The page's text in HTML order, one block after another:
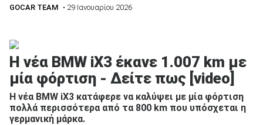
GOCAR TEAM • 29 Ιανουαρίου 2026
Η νέα BMW iX3 έκανε 1.007 km με
μία φόρτιση - Δείτε πως [video]
Η νέα BMW iX3 κατάφερε να καλύψει με μία φόρτιση
πολλά περισσότερα από τα 800 km που υπόσχεται η
γερμανική μάρκα.